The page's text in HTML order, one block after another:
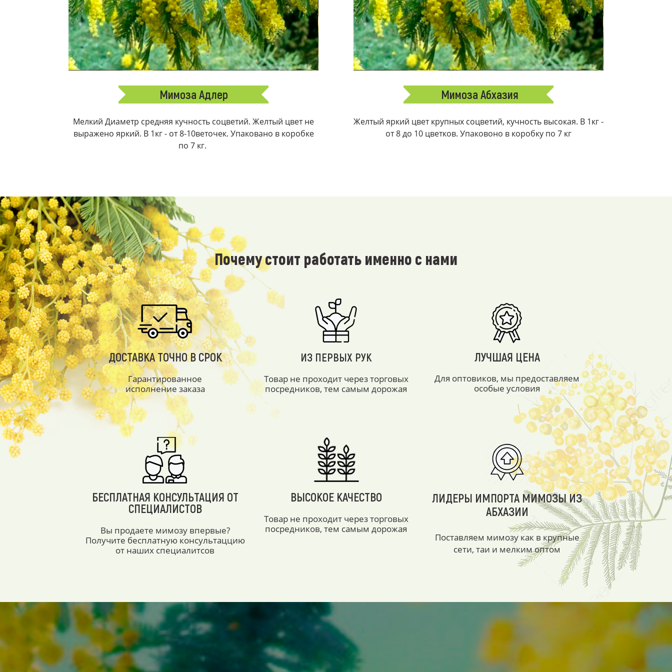
Мимоза Адлер
Мелкий Диаметр средняя кучность соцветий. Желтый цвет не
выражено яркий. В 1кг - от 8-10веточек. Упаковано в коробке
по 7 кг.
Мимоза Абхазия
Желтый яркий цвет крупных соцветий, кучность высокая. В 1кг -
от 8 до 10 цветков. Упаковоно в коробку по 7 кг
Почему стоит работать именно с нами
ДОСТАВКА ТОЧНО В СРОК
Гарантированное
исполнение заказа
ИЗ ПЕРВЫХ РУК
Товар не проходит через торговых
посредников, тем самым дорожая
ЛУЧШАЯ ЦЕНА
Для оптовиков, мы предоставляем
особые условия
БЕСПЛАТНАЯ КОНСУЛЬТАЦИЯ ОТ
СПЕЦИАЛИСТОВ
Вы продаете мимозу впервые?
Получите бесплатную консультаццию
от наших специалитсов
ВЫСОКОЕ КАЧЕСТВО
Товар не проходит через торговых
посредников, тем самым дорожая
ЛИДЕРЫ ИМПОРТА МИМОЗЫ ИЗ
АБХАЗИИ
Поставляем мимозу как в крупные
сети, таи и мелким оптом